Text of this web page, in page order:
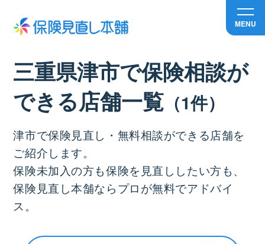
MENU
三重県津市で保険相談が
できる店舗⼀覧 （1件）
津市で保険見直し・無料相談ができる店舗を
ご紹介します。
保険未加入の方も保険を見直ししたい方も、
保険見直し本舗ならプロが無料でアドバイ
ス。